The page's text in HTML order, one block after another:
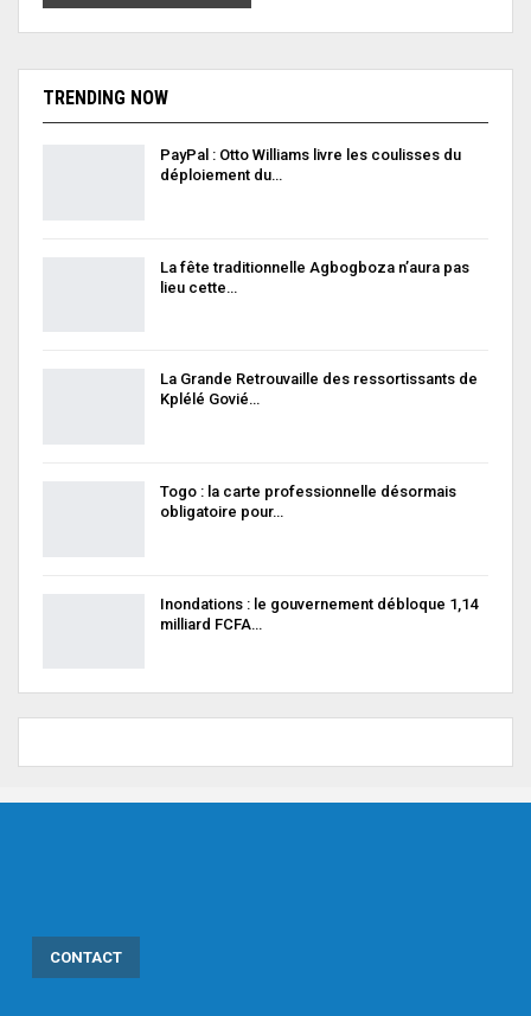
TRENDING NOW
PayPal : Otto Williams livre les coulisses du
déploiement du…
La fête traditionnelle Agbogboza n’aura pas
lieu cette…
La Grande Retrouvaille des ressortissants de
Kplélé Govié…
Togo : la carte professionnelle désormais
obligatoire pour…
Inondations : le gouvernement débloque 1,14
milliard FCFA…
CONTACT